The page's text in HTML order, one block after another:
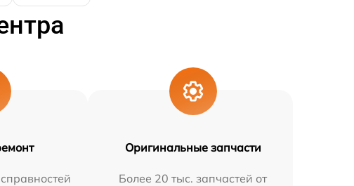
Оригинальные запчасти
Более 20 тыс. запчастей от